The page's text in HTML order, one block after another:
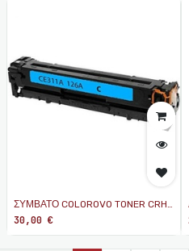
ΣΥΜΒΑΤΟ COLOROVO TONER CRH-
126A-C CYAN ΜΕ HP CE311
30,00 €